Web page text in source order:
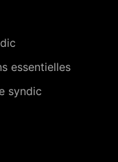
essentielles
syndic